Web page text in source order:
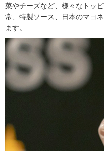
菜やチーズなど、様々なトッ
常、特製ソース、日本のマヨ
ます。